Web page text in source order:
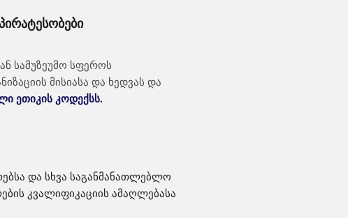
სამუზეუმო სფეროს
მისიასა და ხედვას და
ეთიკის კოდექსს.
და სხვა საგანმანათლებლო
კვალიფიკაციის ამაღლებასა